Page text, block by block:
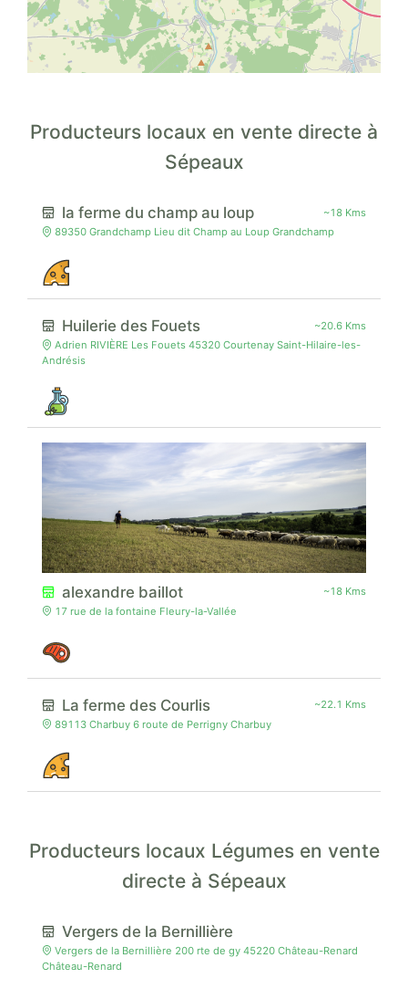
Producteurs locaux en vente directe à
Sépeaux
la ferme du champ au loup
~18 Kms
89350 Grandchamp Lieu dit Champ au Loup Grandchamp
Huilerie des Fouets
~20.6 Kms
Adrien RIVIÈRE Les Fouets 45320 Courtenay Saint-Hilaire-les-
Andrésis
alexandre baillot
~18 Kms
17 rue de la fontaine Fleury-la-Vallée
La ferme des Courlis
~22.1 Kms
89113 Charbuy 6 route de Perrigny Charbuy
Producteurs locaux Légumes en vente
directe à Sépeaux
Vergers de la Bernillière
Vergers de la Bernillière 200 rte de gy 45220 Château-Renard
Château-Renard